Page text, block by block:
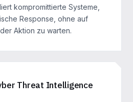
kompromittierte Systeme,
Response, ohne auf
Aktion zu warten.
Threat Intelligence